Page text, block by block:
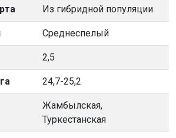
Из гибридной популяции
Среднеспелый
2,5
24,7-25,2
Жамбылская,
Туркестанская